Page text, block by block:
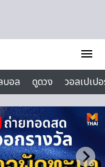
menu
บอล ดูดวง
วอลเปเป